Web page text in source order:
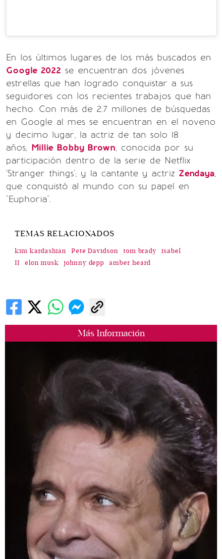
Más Información
En los últimos lugares de los más buscados en
Google 2022 se encuentran dos jóvenes
estrellas que han logrado conquistar a sus
seguidores con los recientes trabajos que han
hecho. Con más de 2.7 millones de búsquedas
en Google al mes se encuentran en el noveno
y decimo lugar, la actriz de tan solo 18
años, Millie Bobby Brown, conocida por su
participación dentro de la serie de Netflix
'Stranger things'; y la cantante y actriz Zendaya,
que conquistó al mundo con su papel en
"Euphoria".
TEMAS RELACIONADOS
kim kardashian Pete Davidson tom brady
isabel
II
elon musk johnny depp amber heard